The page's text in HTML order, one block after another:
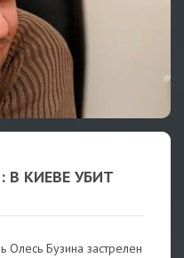
В КИЕВЕ УБИТ
Олесь Бузина застрелен